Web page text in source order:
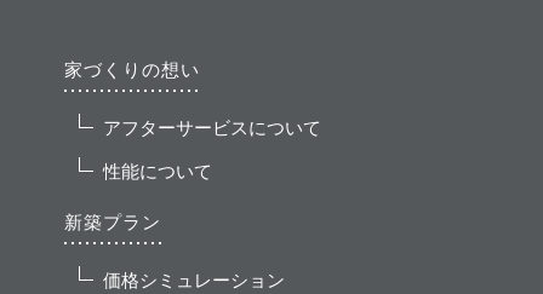
家づくりの想い
アフターサービスについて
性能について
新築プラン
価格シミュレーション